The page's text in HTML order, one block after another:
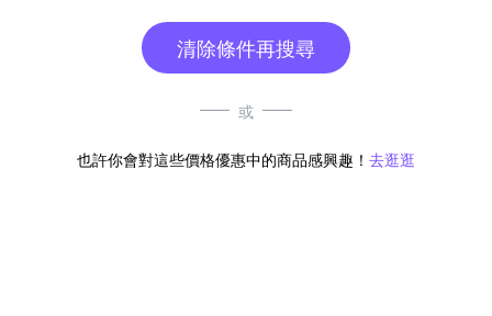
清除條件再搜尋
或
也許你會對這些價格優惠中的商品感興趣！ 去逛逛